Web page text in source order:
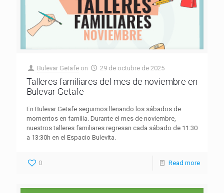
Bulevar Getafe on 29 de octubre de 2025
Talleres familiares del mes de noviembre en
Bulevar Getafe
En Bulevar Getafe seguimos llenando los sábados de
momentos en familia. Durante el mes de noviembre,
nuestros talleres familiares regresan cada sábado de 11:30
a 13:30h en el Espacio Bulevita.
0 Read more